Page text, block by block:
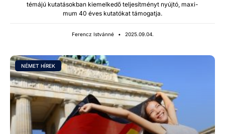
témájú kutatá­sok­ban kiemelkedő tel­jesít­ményt nyújtó, max­i­
mum 40 éves kutatókat támo­gat­ja.
Ferencz Istvánné 2025.09.04.
NÉMET HÍREK